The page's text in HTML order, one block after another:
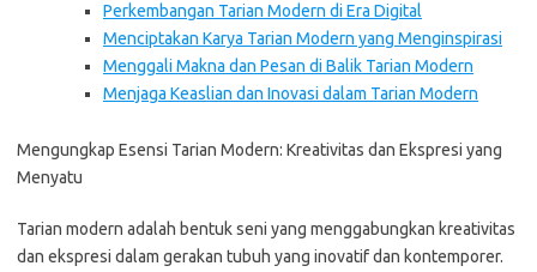
Perkembangan Tarian Modern di Era Digital
Menciptakan Karya Tarian Modern yang Menginspirasi
Menggali Makna dan Pesan di Balik Tarian Modern
Menjaga Keaslian dan Inovasi dalam Tarian Modern
Mengungkap Esensi Tarian Modern: Kreativitas dan Ekspresi yang
Menyatu
Tarian modern adalah bentuk seni yang menggabungkan kreativitas
dan ekspresi dalam gerakan tubuh yang inovatif dan kontemporer.